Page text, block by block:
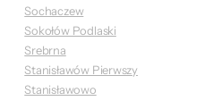
Sochaczew
Sokołów Podlaski
Srebrna
Stanisławów Pierwszy
Stanisławowo